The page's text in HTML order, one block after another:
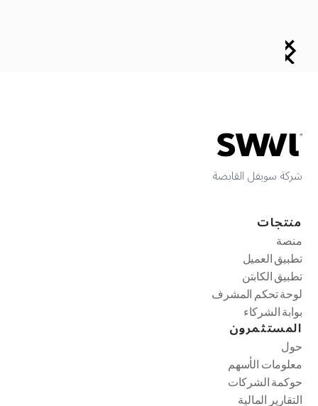
شركة سويفل القابضة
منتجات
منصة
تطبيق العميل
تطبيق الكابتن
لوحة تحكم المشرف
بوابة الشركاء
المستثمرون
حول
معلومات الأسهم
حوكمة الشركات
التقارير المالية